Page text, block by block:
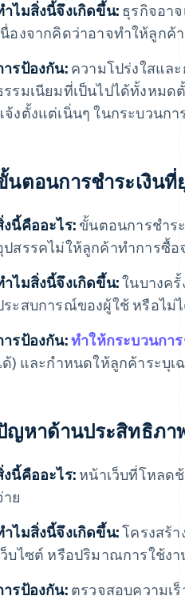
าไมสิ่งนี้จึงเกิดขึ้น: ธุรกิจอา
นื่องจากคิดว่าอาจทำให้ลูก
ารป้องกัน:ความโปร่งใสแล
รรมเนียมที่เป็นไปได้ทั้งหม
จ้งตั้งแต่เนิ่นๆ ในกระบวนก
นตอนการชําระเงินที่
งนี้คืออะไร: ขั้นตอนการชําร
ปสรรคไม่ให้ลูกค้าทําการซื้
าไมสิ่งนี้จึงเกิดขึ้น:ในบางค
ระสบการณ์ของผู้ใช้ หรือไม่
ารป้องกัน:ทําให้กระบวนกา
ด้) และกําหนดให้ลูกค้าระบุเ
ญหาด้านประสิทธิภา
งนี้คืออะไร: หน้าเว็บที่โหลด
าย
าไมสิ่งนี้จึงเกิดขึ้น:โครงสร้
ว็บไซต์ หรือปริมาณการใช้ง
ารป้องกัน:ตรวจสอบความเ